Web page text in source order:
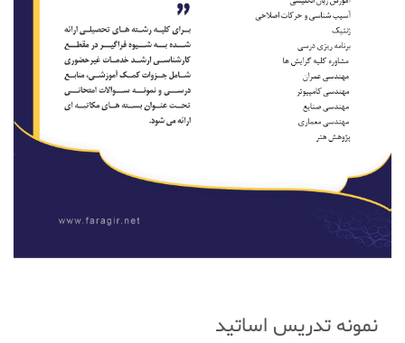
نمونه تدریس اساتید